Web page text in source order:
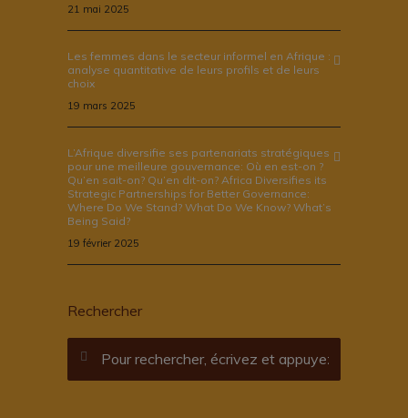
21 mai 2025
Les femmes dans le secteur informel en Afrique :
analyse quantitative de leurs profils et de leurs
choix
19 mars 2025
L’Afrique diversifie ses partenariats stratégiques
pour une meilleure gouvernance: Où en est-on ?
Qu’en sait-on? Qu’en dit-on? Africa Diversifies its
Strategic Partnerships for Better Governance:
Where Do We Stand? What Do We Know? What’s
Being Said?
19 février 2025
Rechercher